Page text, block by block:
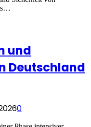
und
Deutschland
0